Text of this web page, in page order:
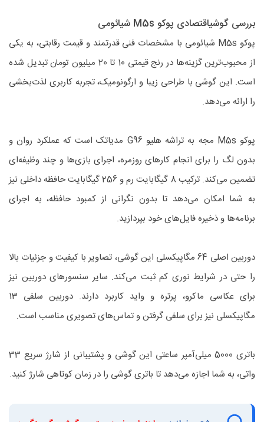
بررسی گوشیاقتصادی پوکو M5s شیائومی
پوکو M5s شیائومی با مشخصات فنی قدرتمند و قیمت رقابتی، به یکی
از محبوب‌ترین گزینه‌ها در رنج قیمتی 10 تا 20 میلیون تومان تبدیل شده
است. این گوشی با طراحی زیبا و ارگونومیک، تجربه کاربری لذت‌بخشی
را ارائه می‌دهد.
پوکو M5s مجه به تراشه هلیو G96 مدیاتک است که عملکرد روان و
بدون لگ را برای انجام کارهای روزمره، اجرای بازی‌ها و چند وظیفه‌ای
تضمین می‌کند. ترکیب 8 گیگابایت رم و 256 گیگابایت حافظه داخلی نیز
به شما امکان می‌دهد تا بدون نگرانی از کمبود حافظه، به اجرای
برنامه‌ها و ذخیره فایل‌های خود بپردازید.
دوربین اصلی 64 مگاپیکسلی این گوشی، تصاویر با کیفیت و جزئیات بالا
را حتی در شرایط نوری کم ثبت می‌کند. سایر سنسورهای دوربین نیز
برای عکاسی ماکرو، پرتره و واید کاربرد دارند. دوربین سلفی 13
مگاپیکسلی نیز برای سلفی گرفتن و تماس‌های تصویری مناسب است.
باتری 5000 میلی‌آمپر ساعتی این گوشی و پشتیبانی از شارژ سریع 33
واتی، به شما اجازه می‌دهد تا باتری گوشی را در زمان کوتاهی شارژ کنید.